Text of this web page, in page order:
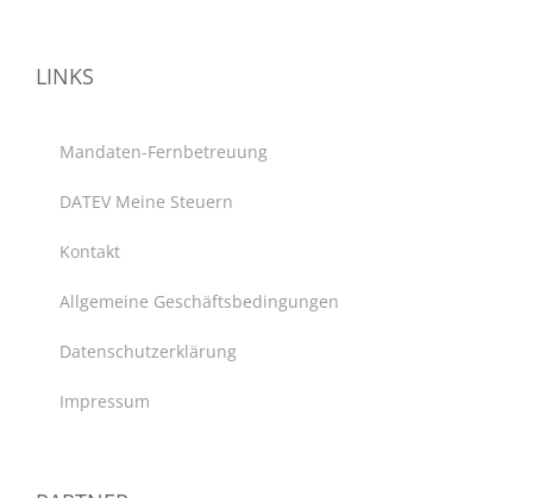
LINKS
Mandaten-Fernbetreuung
DATEV Meine Steuern
Kontakt
Allgemeine Geschäftsbedingungen
Datenschutzerklärung
Impressum